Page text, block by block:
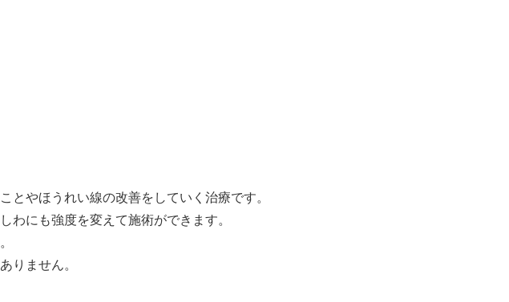
とやほうれい線の改善をしていく治療です。
わにも強度を変えて施術ができます。
りません。